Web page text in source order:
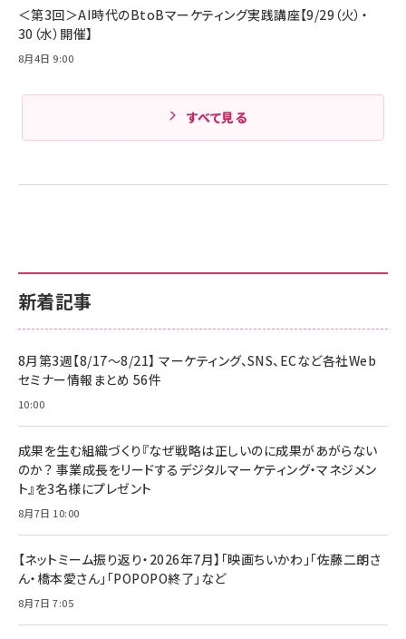
新着記事
8月第3週【8/17～8/21】 マーケティング、SNS、ECなど各社Web
セミナー情報まとめ 56件
10:00
成果を生む組織づくり『なぜ戦略は正しいのに成果があがらない
のか？ 事業成長をリードするデジタルマーケティング・マネジメン
ト』を3名様にプレゼント
8月7日 10:00
【ネットミーム振り返り・2026年7月】「映画ちいかわ」「佐藤二朗さ
ん・橋本愛さん」「POPOPO終了」など
8月7日 7:05
＜第3回＞AI時代のBtoBマーケティング実践講座【9/29（火）・
30（水）開催】
8月4日 9:00
すべて見る